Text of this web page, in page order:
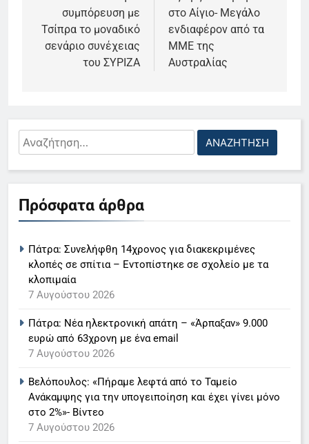
συμπόρευση με
Τσίπρα το μοναδικό
σενάριο συνέχειας
του ΣΥΡΙΖΑ
στο Αίγιο- Μεγάλο
ενδιαφέρον από τα
ΜΜΕ της
Αυστραλίας
Αναζήτηση
για:
Πρόσφατα άρθρα
Πάτρα: Συνελήφθη 14χρονος για διακεκριμένες
κλοπές σε σπίτια – Εντοπίστηκε σε σχολείο με τα
κλοπιμαία
7 Αυγούστου 2026
Πάτρα: Νέα ηλεκτρονική απάτη – «Άρπαξαν» 9.000
ευρώ από 63χρονη με ένα email
7 Αυγούστου 2026
Βελόπουλος: «Πήραμε λεφτά από το Ταμείο
Ανάκαμψης για την υπογειποίηση και έχει γίνει μόνο
στο 2%»- Βίντεο
7 Αυγούστου 2026
5
Ο Παναγιώτης Στάθης στο
ειδήσεων της ΕΡΤ
LIFESTYLE-MEDIA
6
ανακοίνωση του σταθμού
LIFESTYLE-MEDIA
7
Τέλος από τον ΑΝΤ1 ο